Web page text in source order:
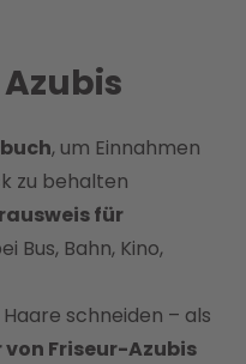
, um Einnahmen
zu behalten
für
Bus, Bahn, Kino,
schneiden – als
Friseur-Azubis